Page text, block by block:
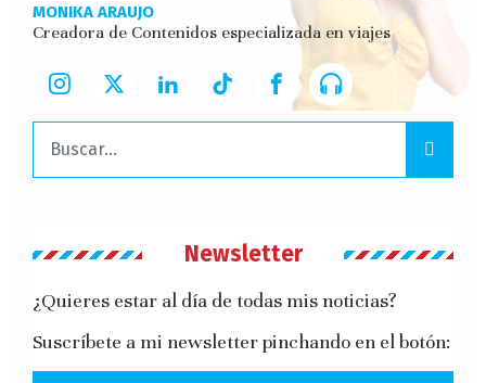
MONIKA ARAUJO
Creadora de Contenidos especializada en viajes
Buscar:
Newsletter
¿Quieres estar al día de todas mis noticias?
Suscríbete a mi newsletter pinchando en el botón: